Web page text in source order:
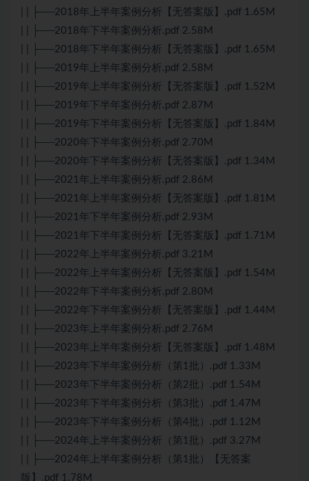
| | ├──2018年上半年案例分析【无答案版】.pdf 1.65M
| | ├──2018年下半年案例分析.pdf 2.58M
| | ├──2018年下半年案例分析【无答案版】.pdf 1.65M
| | ├──2019年上半年案例分析.pdf 2.58M
| | ├──2019年上半年案例分析【无答案版】.pdf 1.52M
| | ├──2019年下半年案例分析.pdf 2.87M
| | ├──2019年下半年案例分析【无答案版】.pdf 1.84M
| | ├──2020年下半年案例分析.pdf 2.70M
| | ├──2020年下半年案例分析【无答案版】.pdf 1.34M
| | ├──2021年上半年案例分析.pdf 2.86M
| | ├──2021年上半年案例分析【无答案版】.pdf 1.81M
| | ├──2021年下半年案例分析.pdf 2.93M
| | ├──2021年下半年案例分析【无答案版】.pdf 1.71M
| | ├──2022年上半年案例分析.pdf 3.21M
| | ├──2022年上半年案例分析【无答案版】.pdf 1.54M
| | ├──2022年下半年案例分析.pdf 2.80M
| | ├──2022年下半年案例分析【无答案版】.pdf 1.44M
| | ├──2023年上半年案例分析.pdf 2.76M
| | ├──2023年上半年案例分析【无答案版】.pdf 1.48M
| | ├──2023年下半年案例分析（第1批）.pdf 1.33M
| | ├──2023年下半年案例分析（第2批）.pdf 1.54M
| | ├──2023年下半年案例分析（第3批）.pdf 1.47M
| | ├──2023年下半年案例分析（第4批）.pdf 1.12M
| | ├──2024年上半年案例分析（第1批）.pdf 3.27M
| | ├──2024年上半年案例分析（第1批）【无答案
版】.pdf 1.78M